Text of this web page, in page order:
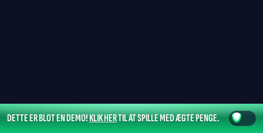
DETTE ER BLOT EN DEMO!KLIK HERTIL AT SPILLE MED ÆGTE PENGE.